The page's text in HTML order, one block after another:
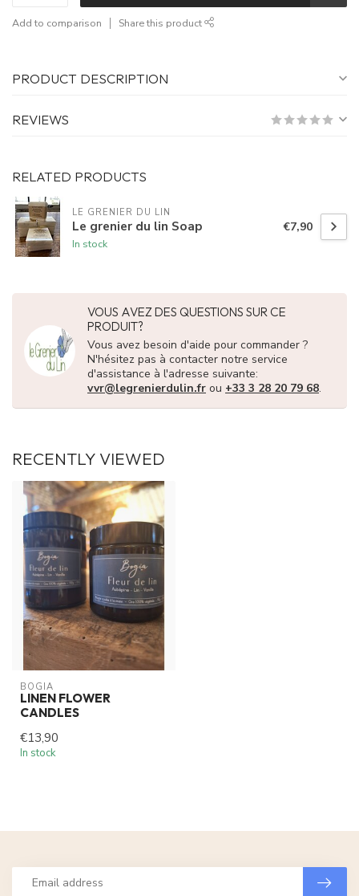
Add to comparison Share this product
PRODUCT DESCRIPTION
REVIEWS
RELATED PRODUCTS
LE GRENIER DU LIN
Le grenier du lin Soap
In stock
€7,90
VOUS AVEZ DES QUESTIONS SUR CE
PRODUIT?
Vous avez besoin d'aide pour commander ?
N'hésitez pas à contacter notre service
d'assistance à l'adresse suivante:
vvr@legrenierdulin.fr ou +33 3 28 20 79 68.
RECENTLY VIEWED
BOGIA
LINEN FLOWER
CANDLES
€13,90
In stock